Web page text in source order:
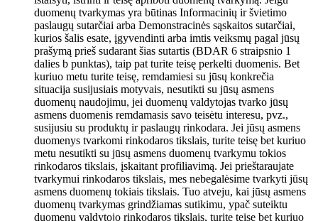
duomenų tvarkymas yra būtinas Informacinių ir švietimo
paslaugų sutarčiai arba Demonstracinės sąskaitos sutarčiai,
kurios šalis esate, įgyvendinti arba imtis veiksmų pagal jūsų
prašymą prieš sudarant šias sutartis (BDAR 6 straipsnio 1
dalies b punktas), taip pat turite teisę perkelti duomenis. Bet
kuriuo metu turite teisę, remdamiesi su jūsų konkrečia
situacija susijusiais motyvais, nesutikti su jūsų asmens
duomenų naudojimu, jei duomenų valdytojas tvarko jūsų
asmens duomenis remdamasis savo teisėtu interesu, pvz.,
susijusiu su produktų ir paslaugų rinkodara. Jei jūsų asmens
duomenys tvarkomi rinkodaros tikslais, turite teisę bet kuriuo
metu nesutikti su jūsų asmens duomenų tvarkymu tokios
rinkodaros tikslais, įskaitant profiliavimą. Jei prieštaraujate
tvarkymui rinkodaros tikslais, mes nebegalėsime tvarkyti jūsų
asmens duomenų tokiais tikslais. Tuo atveju, kai jūsų asmens
duomenų tvarkymas grindžiamas sutikimu, ypač suteiktu
duomenų valdytojo rinkodaros tikslais, turite teisę bet kuriuo